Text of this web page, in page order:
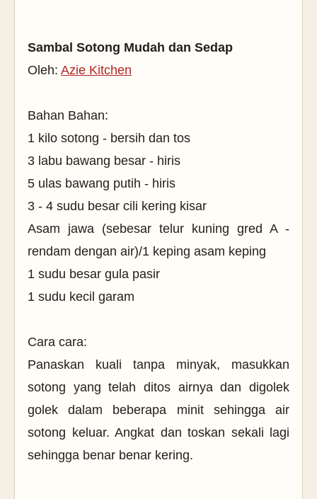
Sambal Sotong Mudah dan Sedap
Oleh: Azie Kitchen
Bahan Bahan:
1 kilo sotong - bersih dan tos
3 labu bawang besar - hiris
5 ulas bawang putih - hiris
3 - 4 sudu besar cili kering kisar
Asam jawa (sebesar telur kuning gred A -
rendam dengan air)/1 keping asam keping
1 sudu besar gula pasir
1 sudu kecil garam
Cara cara:
Panaskan kuali tanpa minyak, masukkan
sotong yang telah ditos airnya dan digolek
golek dalam beberapa minit sehingga air
sotong keluar. Angkat dan toskan sekali lagi
sehingga benar benar kering.